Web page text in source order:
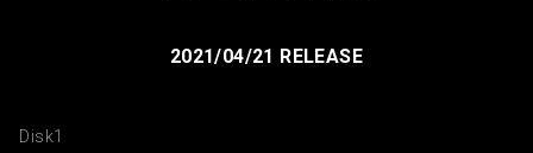
2021/04/21 RELEASE
Disk1